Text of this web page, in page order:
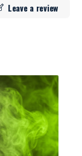
Leave a review